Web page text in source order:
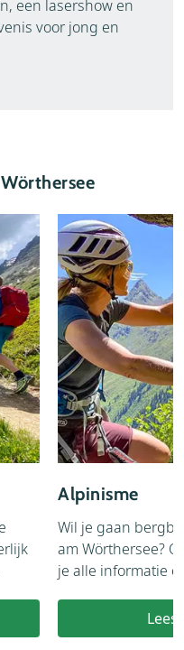
een lasershow en
voor jong en
Alpinisme
Wil je gaan
am Wörthersee?
je alle informatie
Lees